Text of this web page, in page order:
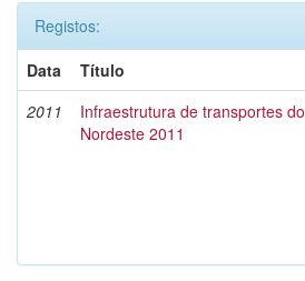
Registos:
Data
Título
2011
Infraestrutura de transportes do
Nordeste 2011